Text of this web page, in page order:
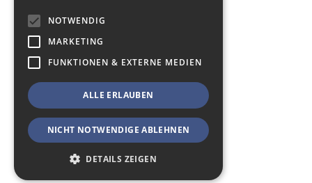
NOTWENDIG
MARKETING
FUNKTIONEN & EXTERNE MEDIEN
ALLE ERLAUBEN
NICHT NOTWENDIGE ABLEHNEN
DETAILS ZEIGEN